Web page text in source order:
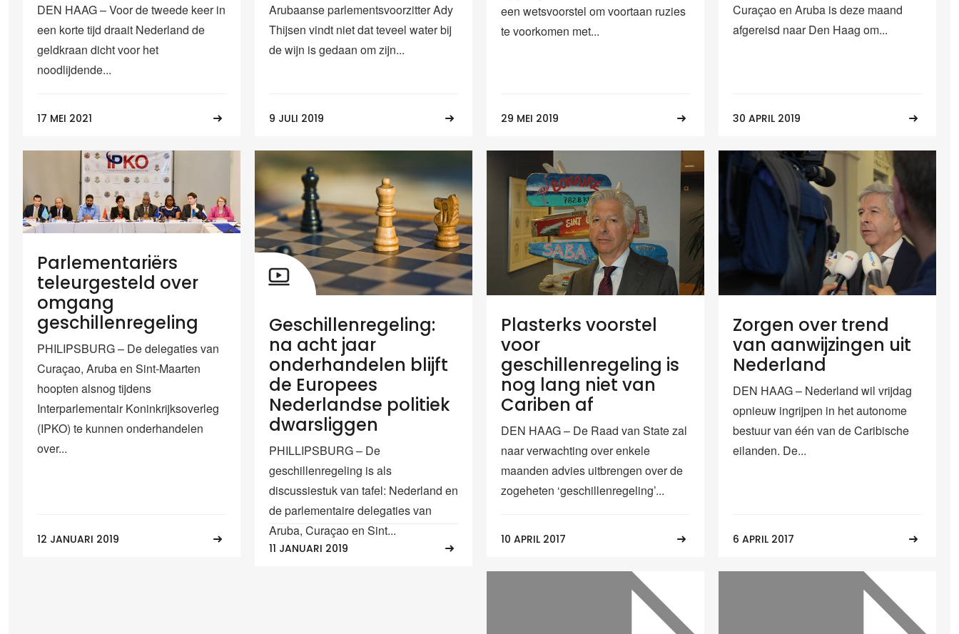
DEN HAAG – Voor de tweede keer in
een korte tijd draait Nederland de
geldkraan dicht voor het
noodlijdende...
17 MEI 2021
Arubaanse parlementsvoorzitter Ady
Thijsen vindt niet dat teveel water bij
de wijn is gedaan om zijn...
9 JULI 2019
een wetsvoorstel om voortaan ruzies
te voorkomen met...
29 MEI 2019
Curaçao en Aruba is deze maand
afgereisd naar Den Haag om...
30 APRIL 2019
Parlementariërs
teleurgesteld over
omgang
geschillenregeling
PHILIPSBURG – De delegaties van
Curaçao, Aruba en Sint-Maarten
hoopten alsnog tijdens
Interparlementair Koninkrijksoverleg
(IPKO) te kunnen onderhandelen
over...
12 JANUARI 2019
Geschillenregeling:
na acht jaar
onderhandelen blijft
de Europees
Nederlandse politiek
dwarsliggen
PHILLIPSBURG – De
geschillenregeling is als
discussiestuk van tafel: Nederland en
de parlementaire delegaties van
Aruba, Curaçao en Sint...
11 JANUARI 2019
Plasterks voorstel
voor
geschillenregeling is
nog lang niet van
Cariben af
DEN HAAG – De Raad van State zal
naar verwachting over enkele
maanden advies uitbrengen over de
zogeheten ‘geschillenregeling’...
10 APRIL 2017
Zorgen over trend
van aanwijzingen uit
Nederland
DEN HAAG – Nederland wil vrijdag
opnieuw ingrijpen in het autonome
bestuur van één van de Caribische
eilanden. De...
6 APRIL 2017